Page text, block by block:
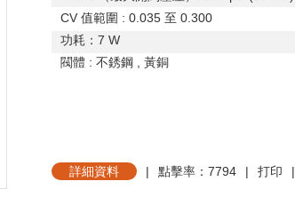
CV 值範圍 : 0.035 至 0.300
功耗 ： 7 W
閥體 : 不銹鋼 黃銅
詳細資料 | 點擊率：7794 | 打印 |